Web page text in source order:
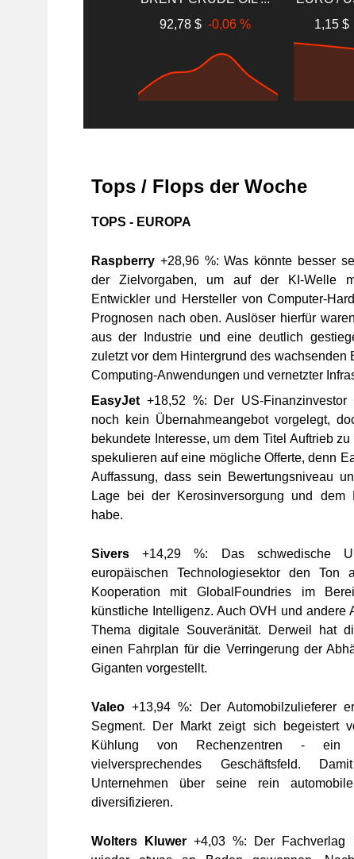
92,78 $ -0,06 %
1,15 $
Tops / Flops der Woche
TOPS - EUROPA
Raspberry+28,96 %: Was könnte besser
der Zielvorgaben, um auf der KI-Welle
Entwickler und Hersteller von Computer-
Prognosen nach oben. Auslöser hierfür
aus der Industrie und eine deutlich
zuletzt vor dem Hintergrund des wachsenden
Computing-Anwendungen und vernetzter
EasyJet+18,52 %: Der US-Finanzinvestor
noch kein Übernahmeangebot vorgelegt,
bekundete Interesse, um dem Titel Auftrieb
spekulieren auf eine mögliche Offerte, denn
Auffassung, dass sein Bewertungsniveau
Lage bei der Kerosinversorgung und dem
habe.
Sivers+14,29 %: Das schwedische
europäischen Technologiesektor den Ton
Kooperation mit GlobalFoundries im
künstliche Intelligenz. Auch OVH und andere
Thema digitale Souveränität. Derweil hat
einen Fahrplan für die Verringerung der
Giganten vorgestellt.
Valeo+13,94 %: Der Automobilzulieferer
Segment. Der Markt zeigt sich begeistert
Kühlung von Rechenzentren - ein
vielversprechendes Geschäftsfeld.
Unternehmen über seine rein
diversifizieren.
Wolters Kluwer+4,03 %: Der Fachverlag